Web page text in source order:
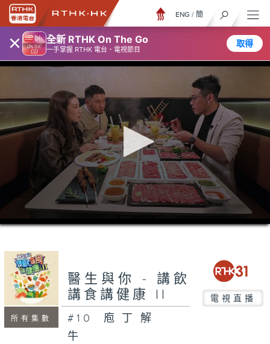
× 全新 RTHK On The Go
一手掌握 RTHK 電台、電視節目
取得
ENG / 簡
0
seconds
minutes,
seconds
所有集數
醫生與你 - 講飲
講食講健康 II
電視直播
#10 庖丁解
牛